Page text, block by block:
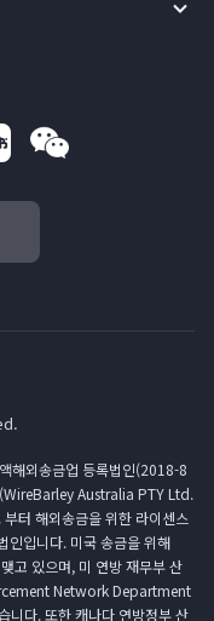
해외송금업 등록법인(2018-8
Australia PTY Ltd.
터 해외송금을 위한 라이센스
입니다. 미국 송금을 위해
있으며, 미 연방 재무부 산
Network Department
니다. 또한 캐나다 연방정부 산